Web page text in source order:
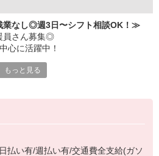
業なし◎週3日〜シフト相談OK！≫
員さん募集◎
心に活躍中！
でOK！添乗のみも相談可♪）
ション・見守り など
＞
もっと見る
い有/週払い有/交通費全支給(ガソ